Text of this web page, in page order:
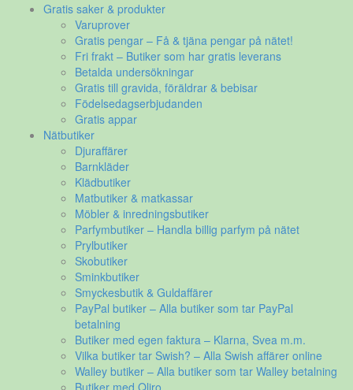
Gratis saker & produkter
Varuprover
Gratis pengar – Få & tjäna pengar på nätet!
Fri frakt – Butiker som har gratis leverans
Betalda undersökningar
Gratis till gravida, föräldrar & bebisar
Födelsedagserbjudanden
Gratis appar
Nätbutiker
Djuraffärer
Barnkläder
Klädbutiker
Matbutiker & matkassar
Möbler & inredningsbutiker
Parfymbutiker – Handla billig parfym på nätet
Prylbutiker
Skobutiker
Sminkbutiker
Smyckesbutik & Guldaffärer
PayPal butiker – Alla butiker som tar PayPal
betalning
Butiker med egen faktura – Klarna, Svea m.m.
Vilka butiker tar Swish? – Alla Swish affärer online
Walley butiker – Alla butiker som tar Walley betalning